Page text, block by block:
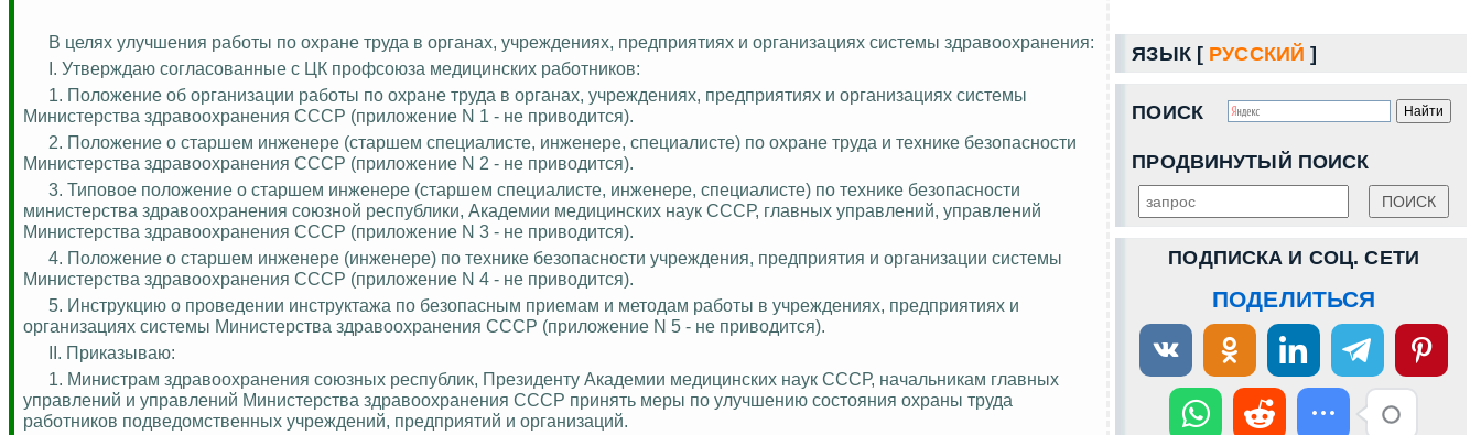
ЯЗЫК [ РУССКИЙ ]
ПОИСК
ПРОДВИНУТЫЙ ПОИСК
ПОДПИСКА И СОЦ. СЕТИ
ПОДЕЛИТЬСЯ
В целях улучшения работы по охране труда в органах, учреждениях, предприятиях и организациях системы здравоохранения:
I. Утверждаю согласованные с ЦК профсоюза медицинских работников:
1. Положение об организации работы по охране труда в органах, учреждениях, предприятиях и организациях системы
Министерства здравоохранения СССР (приложение N 1 - не приводится).
2. Положение о старшем инженере (старшем специалисте, инженере, специалисте) по охране труда и технике безопасности
Министерства здравоохранения СССР (приложение N 2 - не приводится).
3. Типовое положение о старшем инженере (старшем специалисте, инженере, специалисте) по технике безопасности
министерства здравоохранения союзной республики, Академии медицинских наук СССР, главных управлений, управлений
Министерства здравоохранения СССР (приложение N 3 - не приводится).
4. Положение о старшем инженере (инженере) по технике безопасности учреждения, предприятия и организации системы
Министерства здравоохранения СССР (приложение N 4 - не приводится).
5. Инструкцию о проведении инструктажа по безопасным приемам и методам работы в учреждениях, предприятиях и
организациях системы Министерства здравоохранения СССР (приложение N 5 - не приводится).
II. Приказываю:
1. Министрам здравоохранения союзных республик, Президенту Академии медицинских наук СССР, начальникам главных
управлений и управлений Министерства здравоохранения СССР принять меры по улучшению состояния охраны труда
работников подведомственных учреждений, предприятий и организаций.